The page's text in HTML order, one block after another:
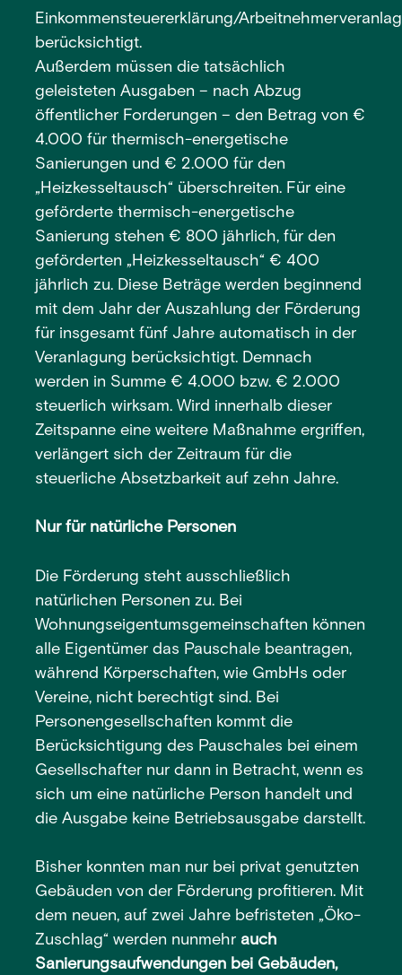
Einkommensteuererklärung/
berücksichtigt.
Außerdem müssen die tatsächlich
geleisteten Ausgaben – nach Abzug
öffentlicher Forderungen – den Betrag von €
4.000 für thermisch-energetische
Sanierungen und € 2.000 für den
„Heizkesseltausch“ überschreiten. Für eine
geförderte thermisch-energetische
Sanierung stehen € 800 jährlich, für den
geförderten „Heizkesseltausch“ € 400
jährlich zu. Diese Beträge werden beginnend
mit dem Jahr der Auszahlung der Förderung
für insgesamt fünf Jahre automatisch in der
Veranlagung berücksichtigt. Demnach
werden in Summe € 4.000 bzw. € 2.000
steuerlich wirksam. Wird innerhalb dieser
Zeitspanne eine weitere Maßnahme ergriffen,
verlängert sich der Zeitraum für die
steuerliche Absetzbarkeit auf zehn Jahre.
Nur für natürliche Personen
Die Förderung steht ausschließlich
natürlichen Personen zu. Bei
Wohnungseigentumsgemeinschaften können
alle Eigentümer das Pauschale beantragen,
während Körperschaften, wie GmbHs oder
Vereine, nicht berechtigt sind. Bei
Personengesellschaften kommt die
Berücksichtigung des Pauschales bei einem
Gesellschafter nur dann in Betracht, wenn es
sich um eine natürliche Person handelt und
die Ausgabe keine Betriebsausgabe darstellt.
Bisher konnten man nur bei privat genutzten
Gebäuden von der Förderung profitieren. Mit
dem neuen, auf zwei Jahre befristeten „Öko-
Zuschlag“ werden nunmehr auch
Sanierungsaufwendungen bei Gebäuden,